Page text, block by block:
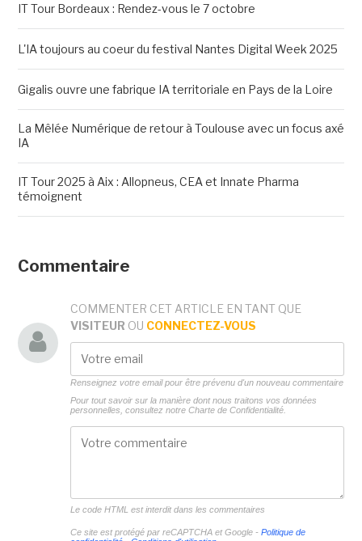
IT Tour Bordeaux : Rendez-vous le 7 octobre
L'IA toujours au coeur du festival Nantes Digital Week 2025
Gigalis ouvre une fabrique IA territoriale en Pays de la Loire
La Mêlée Numérique de retour à Toulouse avec un focus axé
IA
IT Tour 2025 à Aix : Allopneus, CEA et Innate Pharma
témoignent
Commentaire
COMMENTER CET ARTICLE EN TANT QUE
VISITEUR OU CONNECTEZ-VOUS
Renseignez votre email pour être prévenu d'un nouveau commentaire
Pour tout savoir sur la manière dont nous traitons vos données
personnelles, consultez notre Charte de Confidentialité.
Le code HTML est interdit dans les commentaires
Ce site est protégé par reCAPTCHA et Google - Politique de